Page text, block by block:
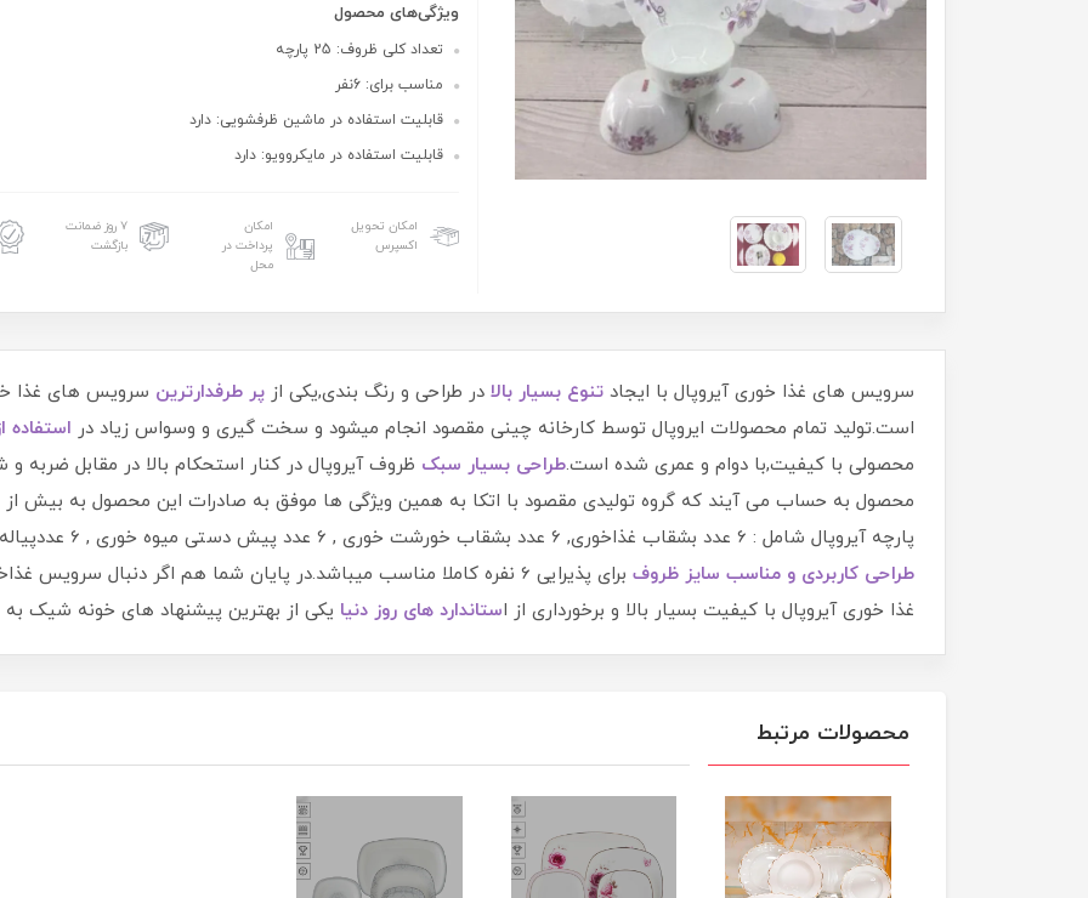
ویژگی‌های محصول
تعداد کلی ظروف: 25 پارچه
مناسب برای: 6نفر
قابلیت استفاده در ماشین ظرفشویی: دارد
قابلیت استفاده در مایکروویو: دارد
امکان تحویل
اکسپرس
امکان
پرداخت در
محل
۷ روز ضمانت
بازگشت
سرویس های غذا خوری آیروپال با ایجاد تنوع بسیار بالا در طراحی و رنگ بندی,یکی از پر طرفدارترین سرویس های غذا
است.تولید تمام محصولات ایروپال توسط کارخانه چینی مقصود انجام میشود و سخت گیری و وسواس زیاد در استفاده
محصولی با کیفیت,با دوام و عمری شده است.طراحی بسیار سبک ظروف آیروپال در کنار استحکام بالا در مقابل
پارچه آیروپال شامل : 6 عدد بشقاب غذاخوری, 6 عدد بشقاب خورشت خوری , 6 عدد پیش دستی میوه خوری , 6 عددپیاله و یک عدد دیس برنج خوری میباشد که با
طراحی کاربردی و مناسب سایز ظروف برای پذیرایی 6 نفره کاملا مناسب میباشد.در پایان شما هم اگر دنبال سرویس غذاخوری با
غذا خوری آیروپال با کیفیت بسیار بالا و برخورداری از استاندارد های روز دنیا یکی از بهترین پیشنهاد های خونه شیک
محصولات مرتبط